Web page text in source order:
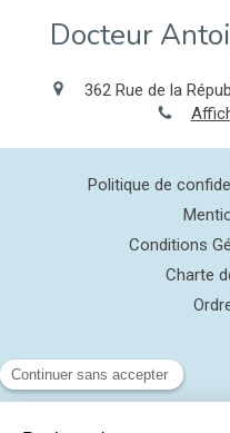
Docteur
362 Rue de la
Politique de
Conditions
Charte